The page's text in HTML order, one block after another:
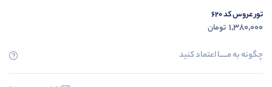
تور عروس کد 620
1,380,000 تومان
چگونه به مــــــا اعتماد کنید